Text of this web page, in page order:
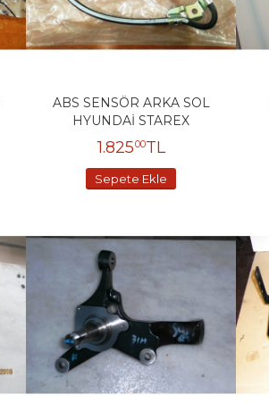
ABS SENSÖR ARKA SOL
HYUNDAİ STAREX
1.82500TL
Sepete Ekle